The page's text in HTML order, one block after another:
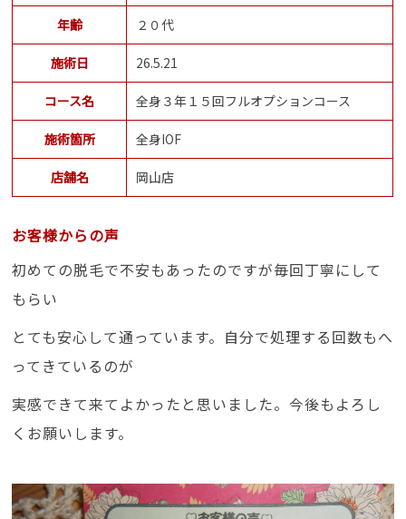
年齢 ２０代
施術日 26.5.21
コース名 全身３年１５回フルオプションコース
施術箇所 全身IOF
店舗名 岡山店
お客様からの声
初めての脱毛で不安もあったのですが毎回丁寧にして
もらい
とても安心して通っています。自分で処理する回数もへ
ってきているのが
実感できて来てよかったと思いました。今後もよろし
くお願いします。